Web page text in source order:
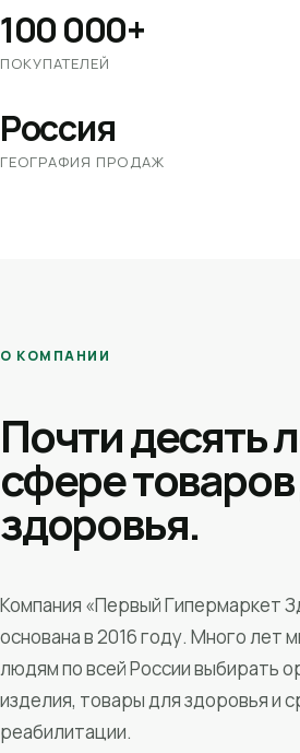
100 000+
ПОКУПАТЕЛЕЙ
Россия
ГЕОГРАФИЯ ПРОДАЖ
О КОМПАНИИ
Почти десять
сфере
здоровья.
Компания «Первый Гипермаркет
основана в 2016 году. Много лет
людям по всей России выбирать
изделия, товары для здоровья и
реабилитации.